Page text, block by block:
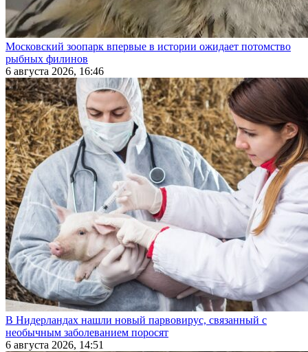
Московский зоопарк впервые в истории ожидает потомство
рыбных филинов
6 августа 2026, 16:46
В Нидерландах нашли новый парвовирус, связанный с
необычным заболеванием поросят
6 августа 2026, 14:51